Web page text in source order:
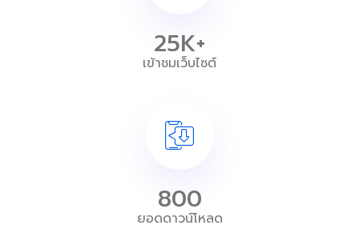
25K+
เข้าชมเว็บไซต์
800
ยอดดาวน์โหลด